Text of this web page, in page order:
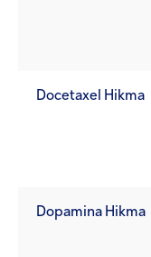
Docetaxel Hikma
Dopamina Hikma